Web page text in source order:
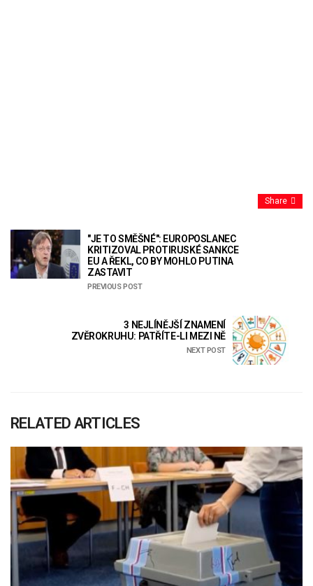
Share
"JE TO SMĚŠNÉ": EUROPOSLANEC
KRITIZOVAL PROTIRUSKÉ SANKCE
EU A ŘEKL, CO BY MOHLO PUTINA
ZASTAVIT
PREVIOUS POST
3 NEJLÍNĚJŠÍ ZNAMENÍ
ZVĚROKRUHU: PATŘÍTE-LI MEZI NĚ
NEXT POST
RELATED ARTICLES